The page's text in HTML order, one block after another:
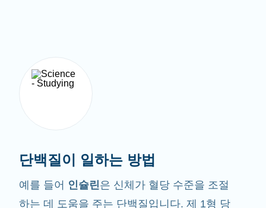
단백질이 일하는 방법
예를 들어 인슐린은 신체가 혈당 수준을 조절
하는 데 도움을 주는 단백질입니다. 제 1형 당